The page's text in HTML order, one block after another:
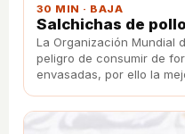
30 MIN · BAJA
Salchichas de
La Organización Mundial
peligro de consumir de
envasadas, por ello la